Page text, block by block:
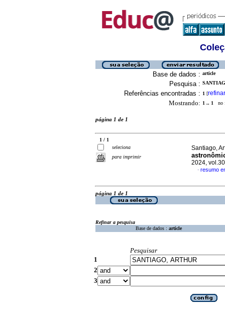
Base de dados : article
Pesquisa :
Referências encontradas : 1 [refinar
Mostrando: 1 .. 1 no
página 1 de 1
1 / 1
seleciona
para imprimir
Santiago,
2024,
· resumo
página 1 de 1
Refinar a pesquisa
Base de dados : article
Pesquisar
1
2
3